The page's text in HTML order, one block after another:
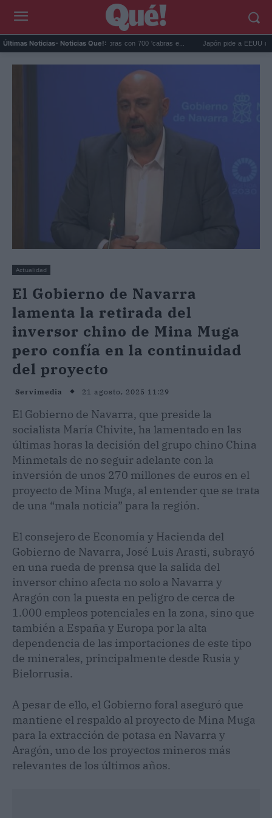
Últimas Noticias- Noticias Que!:
eliminó 140.000 cabras con 700 'cabras e... Japón pide a EEUU que deje
Actualidad
El Gobierno de Navarra
lamenta la retirada del
inversor chino de Mina Muga
pero confía en la continuidad
del proyecto
Servimedia 21 agosto, 2025 11:29
El Gobierno de Navarra, que preside la
socialista María Chivite, ha lamentado en las
últimas horas la decisión del grupo chino China
Minmetals de no seguir adelante con la
inversión de unos 270 millones de euros en el
proyecto de Mina Muga, al entender que se trata
de una “mala noticia” para la región.
El consejero de Economía y Hacienda del
Gobierno de Navarra, José Luis Arasti, subrayó
en una rueda de prensa que la salida del
inversor chino afecta no solo a Navarra y
Aragón con la puesta en peligro de cerca de
1.000 empleos potenciales en la zona, sino que
también a España y Europa por la alta
dependencia de las importaciones de este tipo
de minerales, principalmente desde Rusia y
Bielorrusia.
A pesar de ello, el Gobierno foral aseguró que
mantiene el respaldo al proyecto de Mina Muga
para la extracción de potasa en Navarra y
Aragón, uno de los proyectos mineros más
relevantes de los últimos años.